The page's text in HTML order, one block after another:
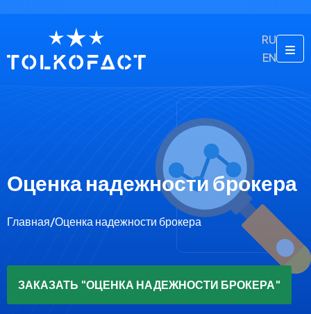
RU
EN
Оценка надежности брокера
Главная/Оценка надежности брокера
ЗАКАЗАТЬ "ОЦЕНКА НАДЕЖНОСТИ БРОКЕРА"